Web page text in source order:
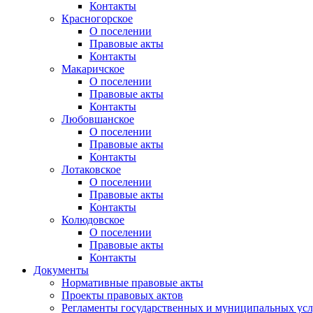
Контакты
Красногорское
О поселении
Правовые акты
Контакты
Макаричское
О поселении
Правовые акты
Контакты
Любовшанское
О поселении
Правовые акты
Контакты
Лотаковское
О поселении
Правовые акты
Контакты
Колюдовское
О поселении
Правовые акты
Контакты
Документы
Нормативные правовые акты
Проекты правовых актов
Регламенты государственных и муниципальных